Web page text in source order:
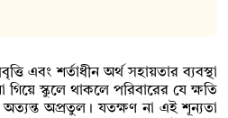
এবং শর্তাধীন অর্থ সহায়তার ব্যবস্থা
স্কুলে থাকলে পরিবারের যে ক্ষতি
অপ্রতুল। যতক্ষণ না এই শূন্যতা